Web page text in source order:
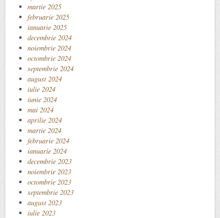
martie 2025
februarie 2025
ianuarie 2025
decembrie 2024
noiembrie 2024
octombrie 2024
septembrie 2024
august 2024
iulie 2024
iunie 2024
mai 2024
aprilie 2024
martie 2024
februarie 2024
ianuarie 2024
decembrie 2023
noiembrie 2023
octombrie 2023
septembrie 2023
august 2023
iulie 2023